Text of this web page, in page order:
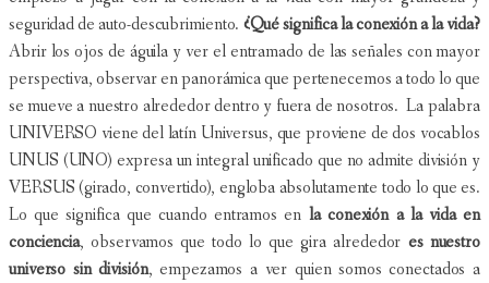
seguridad de auto-descubrimiento. ¿Qué significa la conexión a la vida?
Abrir los ojos de águila y ver el entramado de las señales con mayor
perspectiva, observar en panorámica que pertenecemos a todo lo que
se mueve a nuestro alrededor dentro y fuera de nosotros. La palabra
UNIVERSO viene del latín Universus, que proviene de dos vocablos
UNUS (UNO) expresa un integral unificado que no admite división y
VERSUS (girado, convertido), engloba absolutamente todo lo que es.
Lo que significa que cuando entramos en la conexión a la vida en
conciencia, observamos que todo lo que gira alrededor es nuestro
universo sin división, empezamos a ver quien somos conectados a